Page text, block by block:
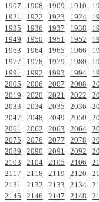
1907 1908 1909 1910
1921 1922 1923 1924
1935 1936 1937 1938
1949 1950 1951 1952
1963 1964 1965 1966
1977 1978 1979 1980
1991 1992 1993 1994
2005 2006 2007 2008
2019 2020 2021 2022
2033 2034 2035 2036
2047 2048 2049 2050
2061 2062 2063 2064
2075 2076 2077 2078
2089 2090 2091 2092
2103 2104 2105 2106
2117 2118 2119 2120
2131 2132 2133 2134
2145 2146 2147 2148